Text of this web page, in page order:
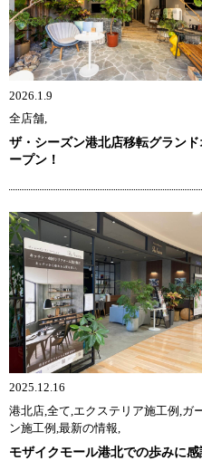
2026.1.9
全店舗,
ザ・シーズン港北店移転グランド
ープン！
2025.12.16
港北店,全て,エクステリア施工例,ガ
ン施工例,最新の情報,
モザイクモール港北での歩みに感